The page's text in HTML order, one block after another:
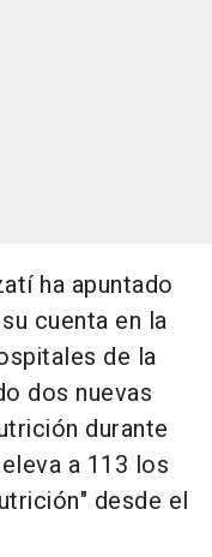
ha apuntado
cuenta en la
de la
dos nuevas
durante
a 113 los
desde el